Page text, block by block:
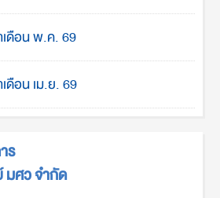
เดือน พ.ค. 69
ดือน เม.ย. 69
ร
ศว จำกัด